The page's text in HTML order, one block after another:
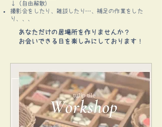
↓（自由解散）
撮影会をしたり、雑談したり…、補足の作業をした
り、、、
あなただけの居場所を作りませんか？
​お会いできる日を楽しみにしております！